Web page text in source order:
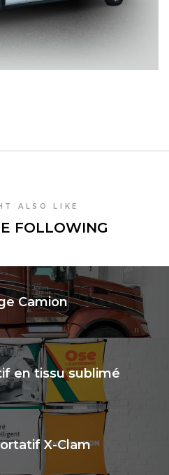
ALSO LIKE
FOLLOWING
Camion
en tissu sublimé
X-Clam